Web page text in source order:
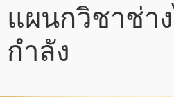
แผนกวิชาช่า
กำลัง